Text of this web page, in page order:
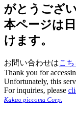
がとうござい
本ページは
けます。
お問い合わせはこち
Thank you for
Unfortunately, this
For inquiries, please
Kakao piccoma Corp.